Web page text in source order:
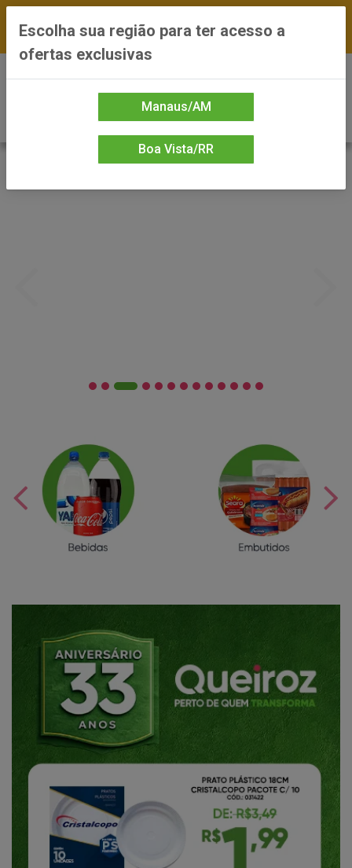
*Preços exclusivos do site — Entrega em até 24h
Escolha sua região para ter acesso a
ofertas exclusivas
Manaus/AM
Boa Vista/RR